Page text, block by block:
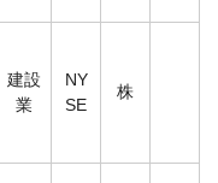
建設
業
NY
SE
株